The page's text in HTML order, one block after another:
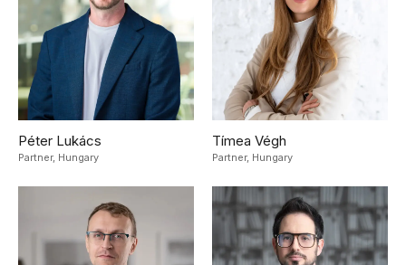
Péter Lukács
Partner, Hungary
Tímea Végh
Partner, Hungary